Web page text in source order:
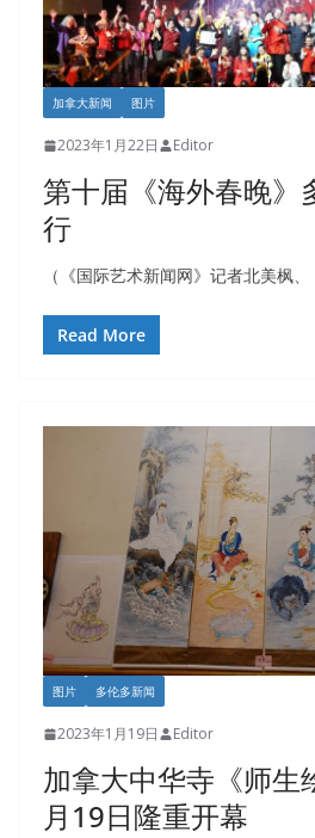
加拿大新闻 图片
2023年1月22日 Editor
第十届《海外春晚》
行
（《国际艺术新闻网》记者北美枫
Read More
图片 多伦多新闻
2023年1月19日 Editor
加拿大中华寺《师生
月19日隆重开幕